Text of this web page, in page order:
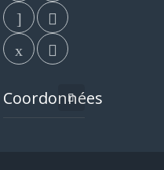
Coordonnées